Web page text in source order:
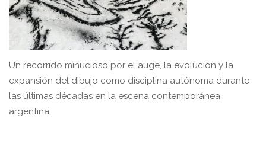
Un recorrido minucioso por el auge, la evolución y la
expansión del dibujo como disciplina autónoma durante
las últimas décadas en la escena contemporánea
argentina.